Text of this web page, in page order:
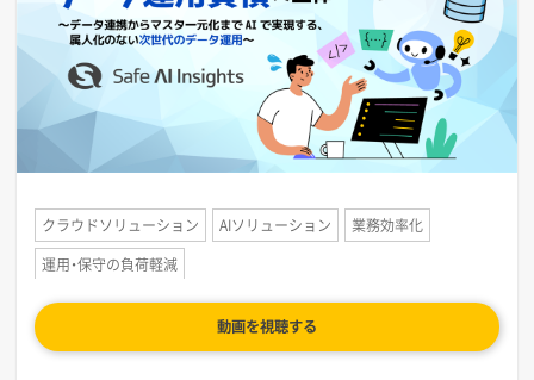
クラウドソリューション AIソリューション
業務効率化
運用・保守の負荷軽減
動画を視聴する